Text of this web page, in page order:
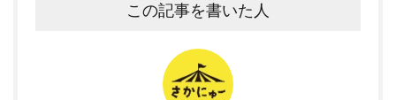
この記事を書いた人